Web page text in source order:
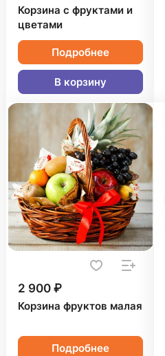
Корзина с фруктами и
цветами
Подробнее
В корзину
2 900 ₽
Корзина фруктов малая
Подробнее